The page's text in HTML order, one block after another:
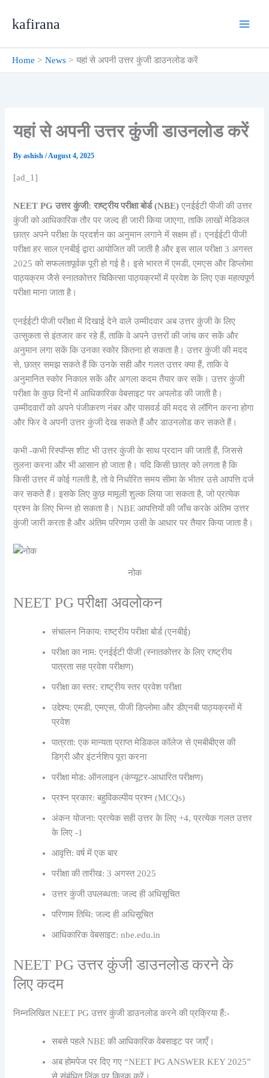
kafirana
Home News यहां से अपनी उत्तर कुंजी डाउनलोड करें
यहां से अपनी उत्तर कुंजी डाउनलोड करें
Byashish/August 4, 2025
[ad_1]
NEET PG उत्तर कुंजी: राष्ट्रीय परीक्षा बोर्ड (NBE) एनईईटी पीजी की उत्तर
कुंजी को आधिकारिक तौर पर जल्द ही जारी किया जाएगा, ताकि लाखों मेडिकल
छात्र अपने परीक्षा के प्रदर्शन का अनुमान लगाने में सक्षम हों। एनईईटी पीजी
परीक्षा हर साल एनबीई द्वारा आयोजित की जाती है और इस साल परीक्षा 3 अगस्त
2025 को सफलतापूर्वक पूरी हो गई है। इसे भारत में एमडी, एमएस और डिप्लोमा
पाठ्यक्रम जैसे स्नातकोत्तर चिकित्सा पाठ्यक्रमों में प्रवेश के लिए एक महत्वपूर्ण
परीक्षा माना जाता है।
एनईईटी पीजी परीक्षा में दिखाई देने वाले उम्मीदवार अब उत्तर कुंजी के लिए
उत्सुकता से इंतजार कर रहे हैं, ताकि वे अपने उत्तरों की जांच कर सकें और
अनुमान लगा सकें कि उनका स्कोर कितना हो सकता है। उत्तर कुंजी की मदद
से, छात्र समझ सकते हैं कि उनके सही और गलत उत्तर क्या हैं, ताकि वे
अनुमानित स्कोर निकाल सकें और अगला कदम तैयार कर सकें। उत्तर कुंजी
परीक्षा के कुछ दिनों में आधिकारिक वेबसाइट पर अपलोड की जाती है।
उम्मीदवारों को अपने पंजीकरण नंबर और पासवर्ड की मदद से लॉगिन करना होगा
और फिर वे अपनी उत्तर कुंजी देख सकते हैं और डाउनलोड कर सकते हैं।
कभी -कभी रिस्पॉन्स शीट भी उत्तर कुंजी के साथ प्रदान की जाती हैं, जिससे
तुलना करना और भी आसान हो जाता है। यदि किसी छात्र को लगता है कि
किसी उत्तर में कोई गलती है, तो वे निर्धारित समय सीमा के भीतर उसे आपत्ति दर्ज
कर सकते हैं। इसके लिए कुछ मामूली शुल्क लिया जा सकता है, जो प्रत्येक
प्रश्न के लिए भिन्न हो सकता है। NBE आपत्तियों की जाँच करके अंतिम उत्तर
कुंजी जारी करता है और अंतिम परिणाम उसी के आधार पर तैयार किया जाता है।
नोक
NEET PG परीक्षा अवलोकन
संचालन निकाय: राष्ट्रीय परीक्षा बोर्ड (एनबीई)
परीक्षा का नाम: एनईईटी पीजी (स्नातकोत्तर के लिए राष्ट्रीय
पात्रता सह प्रवेश परीक्षण)
परीक्षा का स्तर: राष्ट्रीय स्तर प्रवेश परीक्षा
उद्देश्य: एमडी, एमएस, पीजी डिप्लोमा और डीएनबी पाठ्यक्रमों में
प्रवेश
पात्रता: एक मान्यता प्राप्त मेडिकल कॉलेज से एमबीबीएस की
डिग्री और इंटर्नशिप पूरा करना
परीक्षा मोड: ऑनलाइन (कंप्यूटर-आधारित परीक्षण)
प्रश्न प्रकार: बहुविकल्पीय प्रश्न (MCQs)
अंकन योजना: प्रत्येक सही उत्तर के लिए +4, प्रत्येक गलत उत्तर
के लिए -1
आवृत्ति: वर्ष में एक बार
परीक्षा की तारीख: 3 अगस्त 2025
उत्तर कुंजी उपलब्धता: जल्द ही अधिसूचित
परिणाम तिथि: जल्द ही अधिसूचित
आधिकारिक वेबसाइट: nbe.edu.in
NEET PG उत्तर कुंजी डाउनलोड करने के
लिए कदम
निम्नलिखित NEET PG उत्तर कुंजी डाउनलोड करने की प्रक्रिया हैं:-
सबसे पहले NBE की आधिकारिक वेबसाइट पर जाएँ।
अब होमपेज पर दिए गए “NEET PG ANSWER KEY 2025”